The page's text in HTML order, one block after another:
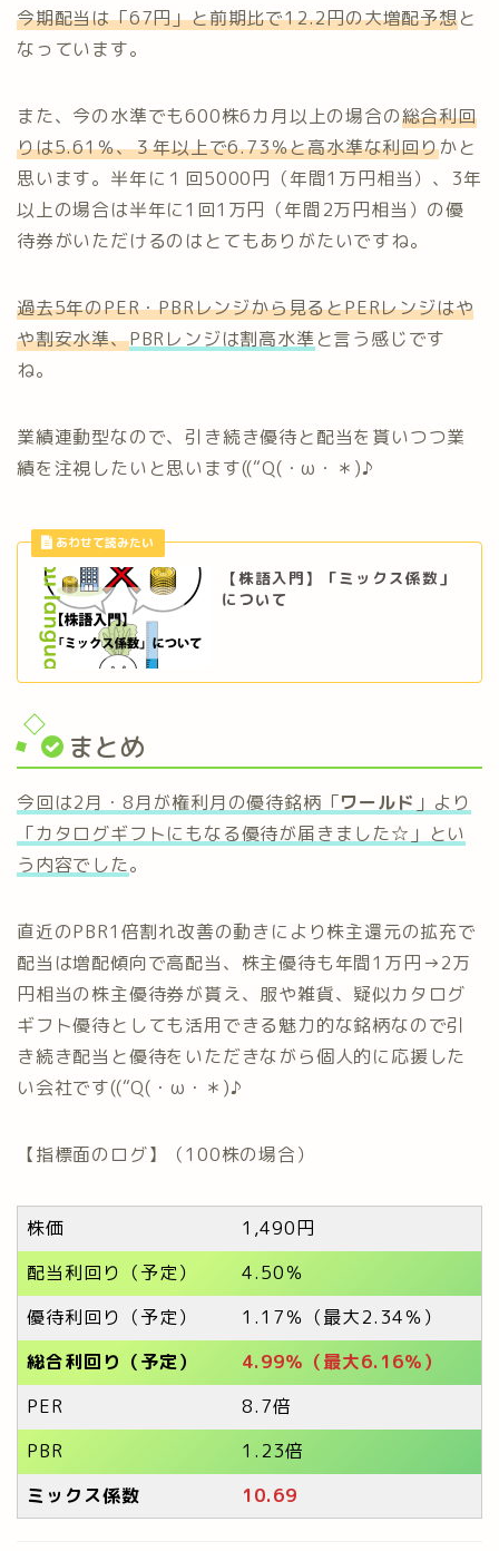
今期配当は「67円」と前期比で12.2円の大増配予想と
なっています。
また、今の水準でも600株6カ月以上の場合の総合利回
りは5.61％、３年以上で6.73％と高水準な利回りかと
思います。半年に１回5000円（年間1万円相当）、3年
以上の場合は半年に1回1万円（年間2万円相当）の優
待券がいただけるのはとてもありがたいですね。
過去5年のPER・PBRレンジから見るとPERレンジはや
や割安水準、PBRレンジは割高水準 と言う感じです
ね。
業績連動型なので、引き続き優待と配当を貰いつつ業
績を注視したいと思います((“Q(・ω・＊)♪
【株語入門】「ミックス係数」
について
まとめ
今回は2月・8月が権利月の優待銘柄「ワールド 」より
「カタログギフトにもなる優待が届きました☆」とい
う内容でした。
直近のPBR1倍割れ改善の動きにより株主還元の拡充で
配当は増配傾向で高配当、株主優待も年間1万円→2万
円相当の株主優待券が貰え、服や雑貨、疑似カタログ
ギフト優待としても活用できる魅力的な銘柄なので引
き続き配当と優待をいただきながら個人的に応援した
い会社です((“Q(・ω・＊)♪
【指標面のログ】（100株の場合）
株価
1,490円
配当利回り（予定）
4.50％
優待利回り（予定）
1.17％（最大2.34％）
総合利回り（予定）
4.99％（最大6.16％）
PER
8.7倍
PBR
1.23倍
ミックス係数
10.69